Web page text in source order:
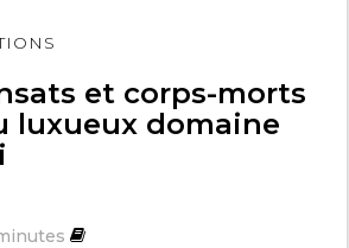
et corps-morts
luxueux domaine